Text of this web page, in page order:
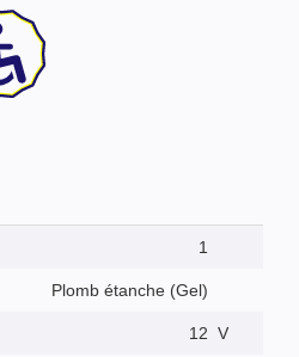
1
Plomb étanche (Gel)
12 V